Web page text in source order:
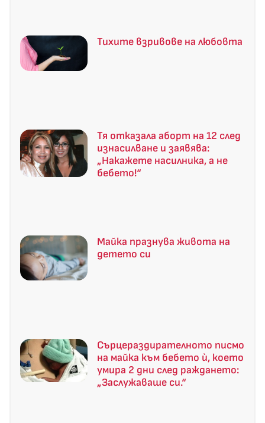
Тихите взривове на любовта
Тя отказала аборт на 12 след
изнасилване и заявява:
„Накажете насилника, а не
бебето!“
Майка празнува живота на
детето си
Сърцераздирателното писмо
на майка към бебето ѝ, което
умира 2 дни след раждането:
„Заслужаваше си.“